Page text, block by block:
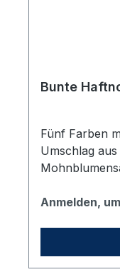
Bunte
Fünf Farben
Umschlag
Anmelden,